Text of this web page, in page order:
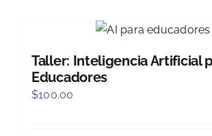
Taller: Inteligencia Artificial
Educadores
$100.00